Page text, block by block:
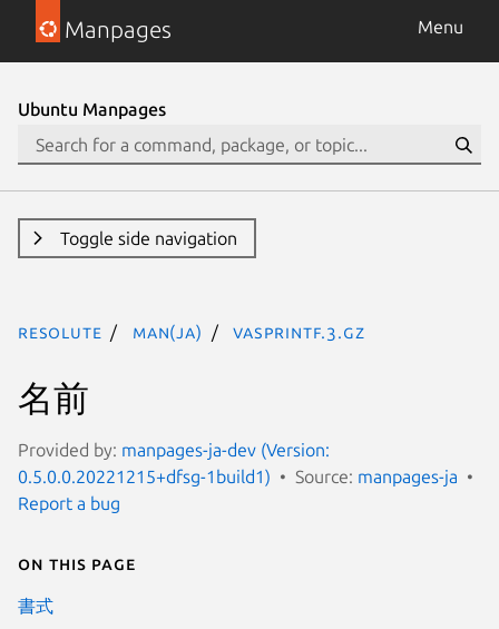
Manpages Menu
Ubuntu Manpages
Toggle side navigation
resolute man(ja) vasprintf.3.gz
名前
Provided by: manpages-ja-dev (Version:
0.5.0.0.20221215+dfsg-1build1)
Source: manpages-ja
Report a bug
On this page
書式